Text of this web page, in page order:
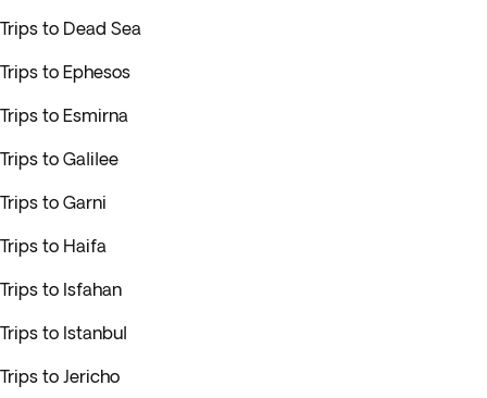
Trips to Dead Sea
Trips to Ephesos
Trips to Esmirna
Trips to Galilee
Trips to Garni
Trips to Haifa
Trips to Isfahan
Trips to Istanbul
Trips to Jericho